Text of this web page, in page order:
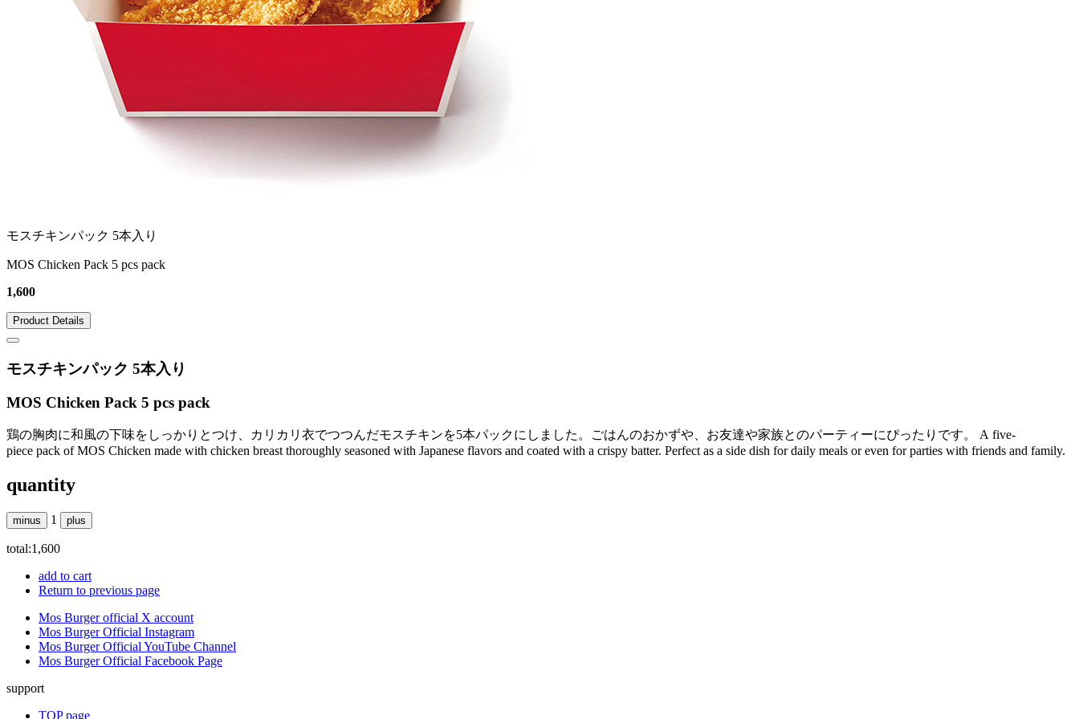
モスチキンパック 5本入り
MOS Chicken Pack 5 pcs pack
1,600
Product Details
モスチキンパック 5本入り
MOS Chicken Pack 5 pcs pack
鶏の胸肉に和風の下味をしっかりとつけ、カリカリ衣でつつんだモスチキンを5本パックにしました。ごはんのおかずや、お友達や家族とのパーティーにぴったりです。
A five-
piece pack of MOS Chicken made with chicken breast thoroughly seasoned with Japanese flavors and coated with a crispy batter. Perfect as a side dish for daily meals or even for parties with friends and family.
quantity
minus 1 plus
total:1,600
add to cart
Return to previous page
Mos Burger official X account
Mos Burger Official Instagram
Mos Burger Official YouTube Channel
Mos Burger Official Facebook Page
support
TOP page